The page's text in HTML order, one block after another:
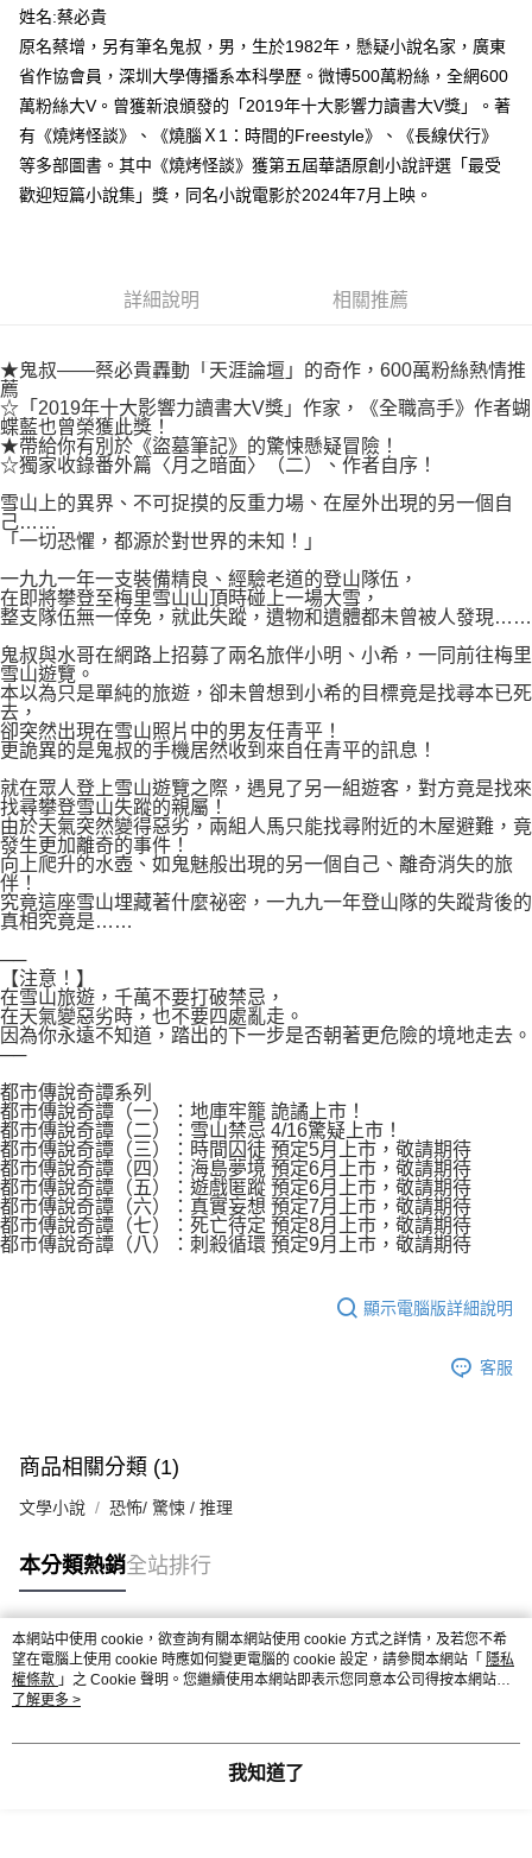
ATM／網路銀行／等多元方式進行付款，方視為交易完成。
※ 請注意：結帳手續完成當下不需立刻繳費，但若您需要取消訂單，請聯絡
購買商品的店家。未經商家同意取消之訂單仍視為有效，需透過AFTEE先享
後付繳納相關費用。
※ 交易是否成功請以「AFTEE先享後付 」之結帳頁面顯示為準，若有關於
是否繳費成功／繳費後需取消欲退款等相關疑問，請聯繫「AFTEE先享後付
【注意事項】
https://aftee.tw/terms/#terms3
任。
時審查核予不同之上限額度；若仍有額度不足之情形，本公司將視審查結果
請求用戶進行身份認證。
５．嚴禁一人註冊多個帳號或使用他人資訊註冊。若發現惡意使用之情形，
恩沛科技股份有限公司將有權停止該用戶之使用額度並採取法律行動。
每筆NT$80，滿NT$500(含以上)免運費
付款後萊爾富取貨
每筆NT$80，滿NT$500(含以上)免運費
7-11取貨付款
每筆NT$80，滿NT$500(含以上)免運費
每筆NT$100，滿NT$800(含以上)免運費
國家/地區配送 查看運費
姓名:蔡必貴
原名蔡增，另有筆名鬼叔，男，生於1982年，懸疑小說名家，廣東
省作協會員，深圳大學傳播系本科學歷。微博500萬粉絲，全網600
萬粉絲大V。曾獲新浪頒發的「2019年十大影響力讀書大V獎」。著
有《燒烤怪談》、《燒腦Ｘ1：時間的Freestyle》、《長線伏行》
等多部圖書。其中《燒烤怪談》獲第五屆華語原創小說評選「最受
歡迎短篇小說集」獎，同名小說電影於2024年7月上映。
詳細說明 相關推薦
★鬼叔——蔡必貴轟動「天涯論壇」的奇作，600萬粉絲熱情推
薦
☆「2019年十大影響力讀書大V獎」作家，《全職高手》作者蝴
蝶藍也曾榮獲此獎！
★帶給你有別於《盜墓筆記》的驚悚懸疑冒險！
☆獨家收錄番外篇〈月之暗面〉（二）、作者自序！
雪山上的異界、不可捉摸的反重力場、在屋外出現的另一個自
己……
「一切恐懼，都源於對世界的未知！」
一九九一年一支裝備精良、經驗老道的登山隊伍，
在即將攀登至梅里雪山山頂時碰上一場大雪，
整支隊伍無一倖免，就此失蹤，遺物和遺體都未曾被人發現……
鬼叔與水哥在網路上招募了兩名旅伴小明、小希，一同前往梅里
雪山遊覽。
本以為只是單純的旅遊，卻未曾想到小希的目標竟是找尋本已死
去，
卻突然出現在雪山照片中的男友任青平！
更詭異的是鬼叔的手機居然收到來自任青平的訊息！
就在眾人登上雪山遊覽之際，遇見了另一組遊客，對方竟是找來
找尋攀登雪山失蹤的親屬！
由於天氣突然變得惡劣，兩組人馬只能找尋附近的木屋避難，竟
發生更加離奇的事件！
向上爬升的水壺、如鬼魅般出現的另一個自己、離奇消失的旅
伴！
究竟這座雪山埋藏著什麼祕密，一九九一年登山隊的失蹤背後的
真相究竟是……
──
【注意！】
在雪山旅遊，千萬不要打破禁忌，
在天氣變惡劣時，也不要四處亂走。
因為你永遠不知道，踏出的下一步是否朝著更危險的境地走去。
──
都市傳說奇譚系列
都市傳說奇譚（一）：地庫牢籠 詭譎上市！
都市傳說奇譚（二）：雪山禁忌 4/16驚疑上市！
都市傳說奇譚（三）：時間囚徒 預定5月上市，敬請期待
都市傳說奇譚（四）：海島夢境 預定6月上市，敬請期待
都市傳說奇譚（五）：遊戲匿蹤 預定6月上市，敬請期待
都市傳說奇譚（六）：真實妄想 預定7月上市，敬請期待
都市傳說奇譚（七）：死亡待定 預定8月上市，敬請期待
都市傳說奇譚（八）：刺殺循環 預定9月上市，敬請期待
顯示電腦版詳細說明
客服
商品相關分類 (1)
文學小說 恐怖/ 驚悚 / 推理
本分類熱銷全站排行
熱門標籤
本網站中使用 cookie，欲查詢有關本網站使用 cookie 方式之詳情，及若您不希
望在電腦上使用 cookie 時應如何變更電腦的 cookie 設定，請參閱本網站「 隱私
權條款 」之 Cookie 聲明。您繼續使用本網站即表示您同意本公司得按本網站使
用條款之 Cookie 聲明使用 cookie。
了解更多 >
我知道了